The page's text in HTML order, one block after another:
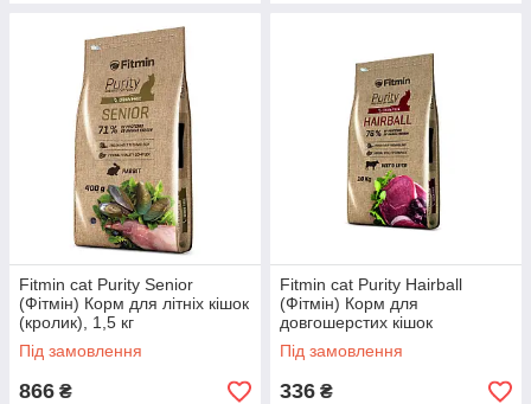
Fitmin cat Purity Senior
(Фітмін) Корм для літніх кішок
(кролик), 1,5 кг
Під замовлення
866 ₴
Fitmin cat Purity Hairball
(Фітмін) Корм для
довгошерстих кішок
(яловичина), на розвіс 1 кг
Під замовлення
336 ₴